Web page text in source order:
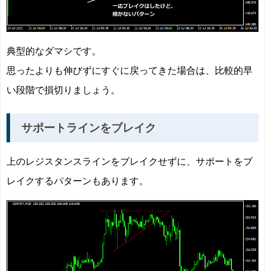
典型的なダマシです。
思ったよりも伸びずにすぐに戻ってきた場合は、比較的早
い段階で損切りましょう。
サポートラインをブレイク
上のレジスタンスラインをブレイクせずに、サポートをブ
レイクするパターンもあります。